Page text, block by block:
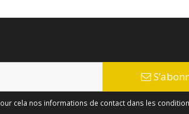
cela nos informations de contact dans les